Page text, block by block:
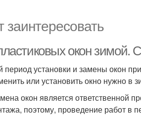
окон зимой.
установки и замены окон
или установить окно нужно в
окон является ответственной
поэтому, проведение работ в